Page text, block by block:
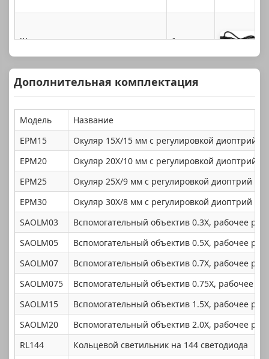
Шнур питания 1 шт.
Дополнительная комплектация
Модель
Название
EPM15
Окуляр 15X/15 мм с регулировкой диоптрий
EPM20
Окуляр 20X/10 мм с регулировкой диоптрий
EPM25
Окуляр 25X/9 мм с регулировкой диоптрий
EPM30
Окуляр 30X/8 мм с регулировкой диоптрий
SAOLM03
Вспомогательный объектив 0.3X, рабочее
SAOLM05
Вспомогательный объектив 0.5X, рабочее
SAOLM07
Вспомогательный объектив 0.7X, рабочее
SAOLM075
Вспомогательный объектив 0.75X, рабочее
SAOLM15
Вспомогательный объектив 1.5X, рабочее
SAOLM20
Вспомогательный объектив 2.0X, рабочее
RL144
Кольцевой светильник на 144 светодиода